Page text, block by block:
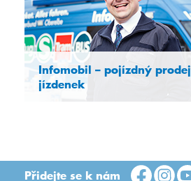
Infomobil – pojízdný prodej
jízdenek
Přidejte se k nám